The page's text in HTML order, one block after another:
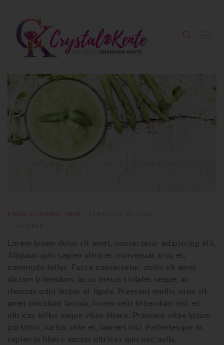
Lorem ipsum dolor sit amet, consectetur adipiscing elit.
Aliquam quis sapien ultrices, consequat arcu et,
commodo tellus. Fusce consectetur, dolor sit amet
dictum bibendum, lacus metus sodales neque, ac
rhoncus odio lectus et ligula. Praesent mollis, urna sit
amet tincidunt lacinia, lorem velit bibendum nisi, et
ultrices tellus neque vitae libero. Praesent vitae ipsum
porttitor, luctus ante et, laoreet nisl. Pellentesque in
sapien in libero auctor ultrices quis nec nulla.